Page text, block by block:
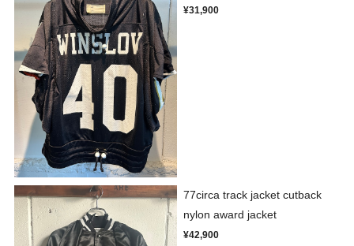
¥31,900
77circa track jacket cutback
nylon award jacket
¥42,900